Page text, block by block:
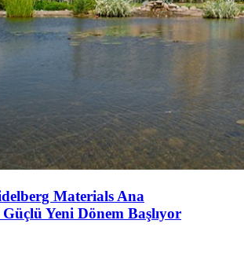
Materials Ana
Güçlü Yeni Dönem Başlıyor